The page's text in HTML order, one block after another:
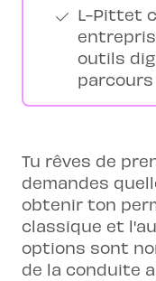
L-Pittet
outils
Tu rêves de
demandes
obtenir ton
classique et
options sont
de la conduite